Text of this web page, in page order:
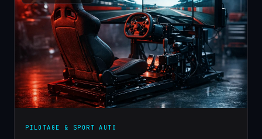
PILOTAGE & SPORT AUTO